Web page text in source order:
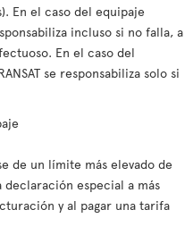
En el caso del equipaje
incluso si no falla, a
En el caso del
se responsabiliza solo si
de un límite más elevado de
especial a más
y al pagar una tarifa